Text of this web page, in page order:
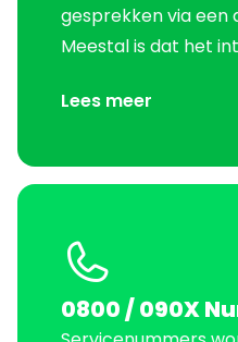
gesprekken via een
Meestal is dat het
Lees meer
0800 / 090X